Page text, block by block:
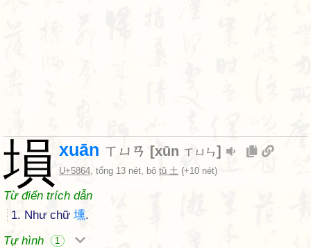
塤 xuān ㄒㄩㄢ [xūn ㄒㄩㄣ]
U+5864, tổng 13 nét, bộ tǔ 土 (+10 nét)
Từ điển trích dẫn
1. Như chữ 壎.
Tự hình
1